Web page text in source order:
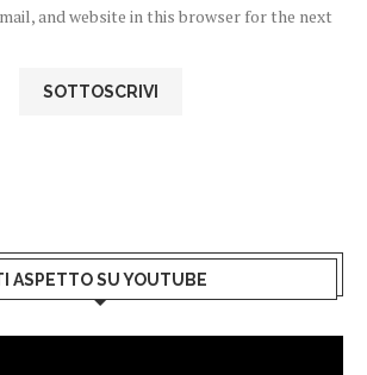
and website in this browser for the next
ASPETTO SU YOUTUBE